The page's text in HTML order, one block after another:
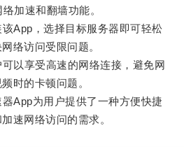
加速和翻墙功能。
，选择目标服务器即可轻松
络访问受限问题。
享受高速的网络连接，避免网
时的卡顿问题。
为用户提供了一种方便快捷
速网络访问的需求。